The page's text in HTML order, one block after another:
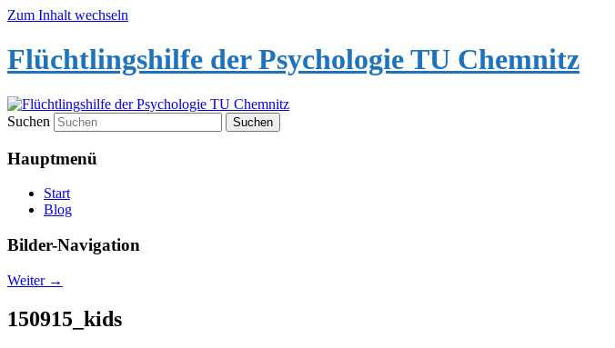
Zum Inhalt wechseln
Flüchtlingshilfe der Psychologie TU Chemnitz
Suchen
Hauptmenü
Start
Blog
Bilder-Navigation
Weiter →
150915_kids